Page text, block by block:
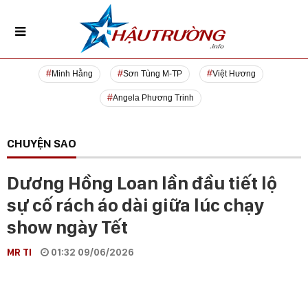
Minh Hằng Sơn Tùng M-TP Việt Hương
Angela Phương Trinh
CHUYỆN SAO
Dương Hồng Loan lần đầu tiết lộ
sự cố rách áo dài giữa lúc chạy
show ngày Tết
MR TI 01:32 09/06/2026